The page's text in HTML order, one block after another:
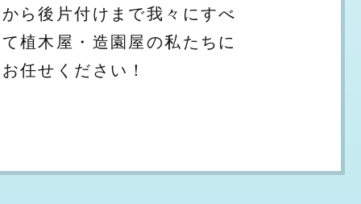
から後片付けまで我々にすべ
て植木屋・造園屋の私たちに
お任せください！